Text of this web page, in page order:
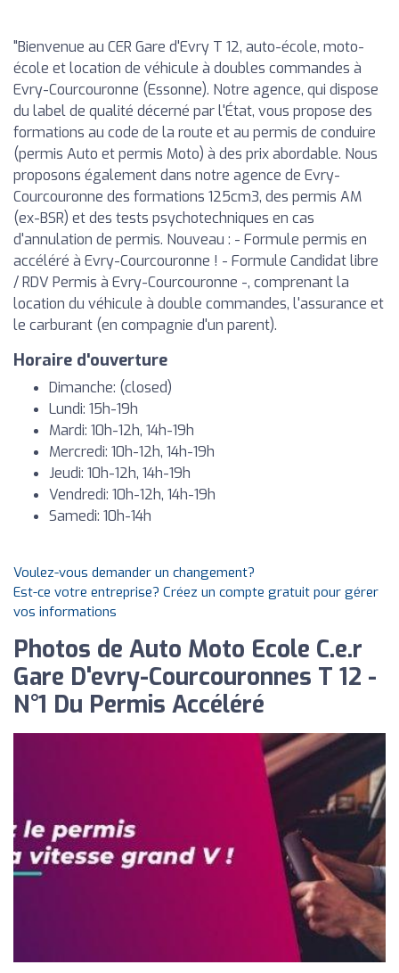
"Bienvenue au CER Gare d'Evry T 12, auto-école, moto-
école et location de véhicule à doubles commandes à
Evry-Courcouronne (Essonne). Notre agence, qui dispose
du label de qualité décerné par l'État, vous propose des
formations au code de la route et au permis de conduire
(permis Auto et permis Moto) à des prix abordable. Nous
proposons également dans notre agence de Evry-
Courcouronne des formations 125cm3, des permis AM
(ex-BSR) et des tests psychotechniques en cas
d'annulation de permis. Nouveau : - Formule permis en
accéléré à Evry-Courcouronne ! - Formule Candidat libre
/ RDV Permis à Evry-Courcouronne -, comprenant la
location du véhicule à double commandes, l'assurance et
le carburant (en compagnie d'un parent).
Horaire d'ouverture
Dimanche: (closed)
Lundi: 15h-19h
Mardi: 10h-12h, 14h-19h
Mercredi: 10h-12h, 14h-19h
Jeudi: 10h-12h, 14h-19h
Vendredi: 10h-12h, 14h-19h
Samedi: 10h-14h
Voulez-vous demander un changement?
Est-ce votre entreprise? Créez un compte gratuit pour gérer
vos informations
Photos de Auto Moto Ecole C.e.r
Gare D'evry-Courcouronnes T 12 -
N°1 Du Permis Accéléré